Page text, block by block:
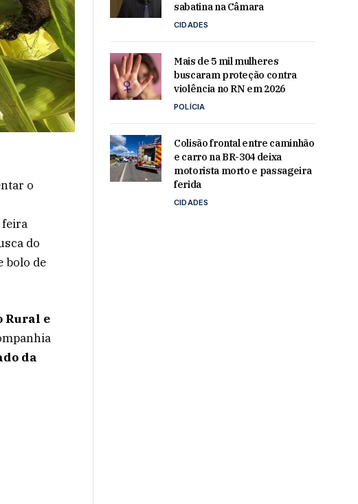
o
feira
do
bolo de
Rural e
da
sabatina na Câmara
CIDADES
Mais de 5 mil mulheres
buscaram proteção contra
violência no RN em 2026
POLÍCIA
Colisão frontal entre caminhão
e carro na BR-304 deixa
motorista morto e passageira
ferida
CIDADES